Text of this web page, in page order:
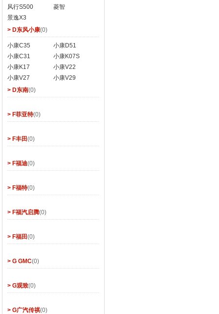
风行S500
菱智
景逸X3
> D东风小康(0)
小康C35
小康D51
小康C31
小康K07S
小康K17
小康V22
小康V27
小康V29
> D东南(0)
> F菲亚特(0)
> F丰田(0)
> F福迪(0)
> F福特(0)
> F福汽启腾(0)
> F福田(0)
> G GMC(0)
> G观致(0)
> G广汽传祺(0)